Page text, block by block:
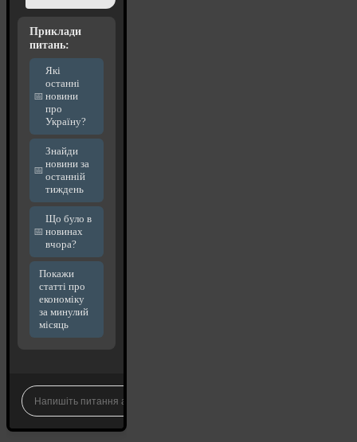
Приклади
питань:
Які
останні
новини
про
Україну?
Знайди
новини за
останній
тиждень
Що було в
новинах
вчора?
Покажи
статті про
економіку
за минулий
місяць